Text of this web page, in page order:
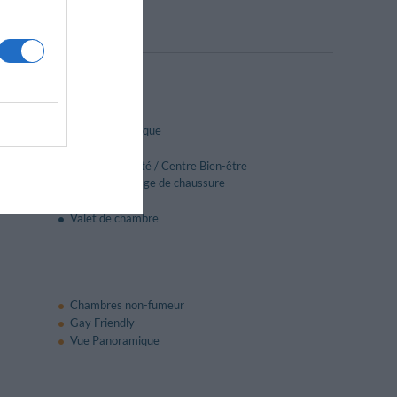
Cuisine diététique
Salon de Beauté / Centre Bien-être
Service de cirage de chaussure
Valet de chambre
Chambres non-fumeur
Gay Friendly
Vue Panoramique